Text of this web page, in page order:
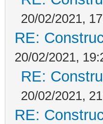
20/02/2021,
RE:
20/02/2021,
RE:
20/02/2021,
RE: